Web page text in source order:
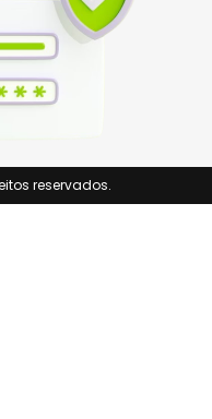
reservados.